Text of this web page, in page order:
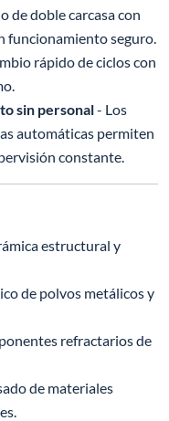
de doble carcasa con
funcionamiento seguro.
rápido de ciclos con
sin personal- Los
automáticas permiten
constante.
estructural y
de polvos metálicos y
refractarios de
de materiales